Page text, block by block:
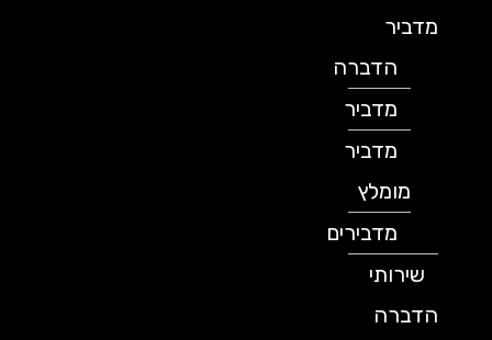
מדביר
הדברה
מדביר
מדביר
מומלץ
מדבירים
שירותי
הדברה